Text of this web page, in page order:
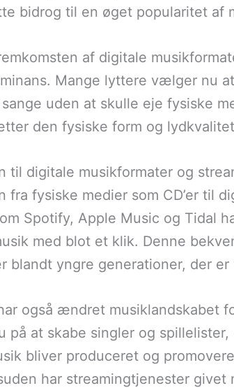
bidrog til en øget popularitet
af digitale
Mange lyttere vælger nu
uden at skulle eje fysiske
den fysiske form og
til digitale musikformater og
fra fysiske medier som CD’er til
Spotify, Apple Music og Tidal
med blot et klik. Denne
blandt yngre generationer, der
også ændret musiklandskabet
på at skabe singler og
bliver produceret og
har streamingtjenester